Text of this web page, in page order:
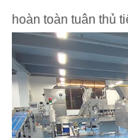
hoàn toàn tuân thủ